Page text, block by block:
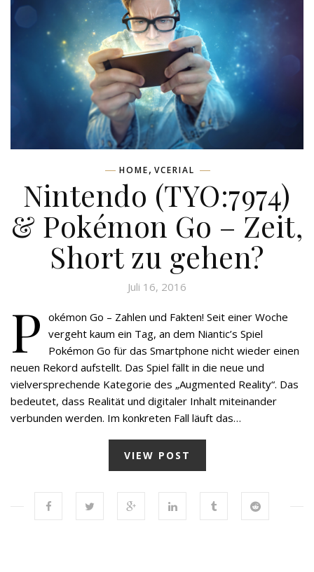
HOME, VCERIAL
Nintendo (TYO:7974)
& Pokémon Go – Zeit,
Short zu gehen?
Juli 16, 2016
P okémon Go – Zahlen und Fakten! Seit einer Woche
vergeht kaum ein Tag, an dem Niantic’s Spiel
Pokémon Go für das Smartphone nicht wieder einen
neuen Rekord aufstellt. Das Spiel fällt in die neue und
vielversprechende Kategorie des „Augmented Reality“. Das
bedeutet, dass Realität und digitaler Inhalt miteinander
verbunden werden. Im konkreten Fall läuft das…
VIEW POST